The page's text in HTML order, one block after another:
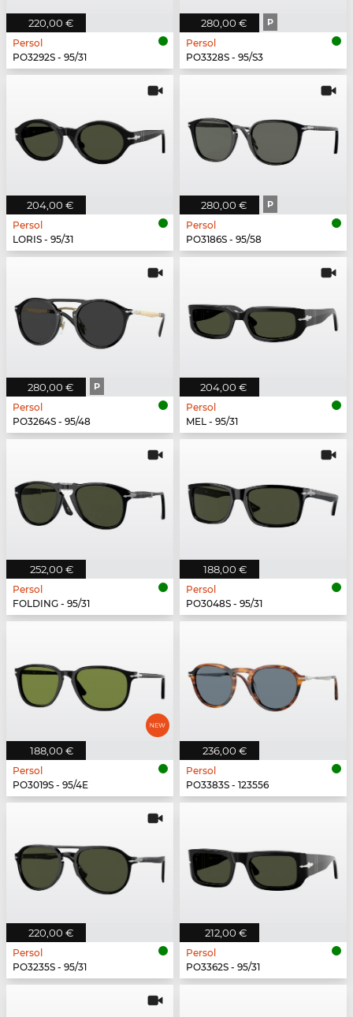
220,00 €
Persol
PO3292S - 95/31
280,00 € P
Persol
PO3328S - 95/S3
204,00 €
Persol
LORIS - 95/31
280,00 € P
Persol
PO3186S - 95/58
280,00 € P
Persol
PO3264S - 95/48
204,00 €
Persol
MEL - 95/31
252,00 €
Persol
FOLDING - 95/31
188,00 €
Persol
PO3048S - 95/31
188,00 €
Persol
PO3019S - 95/4E
236,00 €
Persol
PO3383S - 123556
220,00 €
Persol
PO3235S - 95/31
212,00 €
Persol
PO3362S - 95/31